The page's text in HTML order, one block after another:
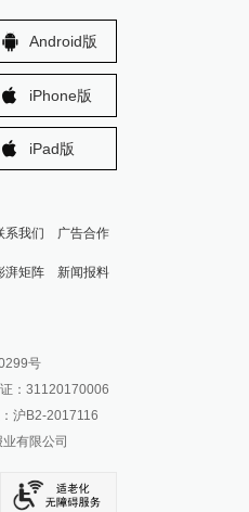
Android版
iPhone版
iPad版
系我们 广告合作
湃矩阵
众号
音号
放平台
新闻报料
号
：31120170006
沪B2-2017116
有限公司